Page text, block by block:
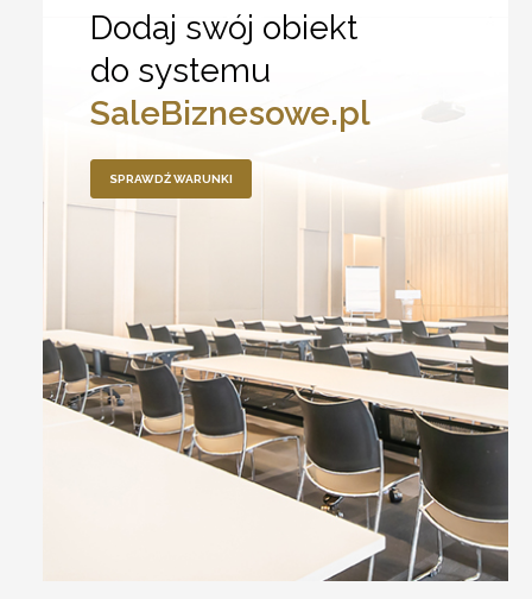
Dodaj swój obiekt
do systemu
SaleBiznesowe.pl
SPRAWDŹ WARUNKI